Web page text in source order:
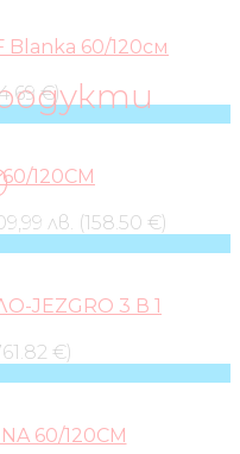
60/120см
€)
120СМ
лв. (158.50 €)
JEZGRO 3 В 1
€)
60/120СМ